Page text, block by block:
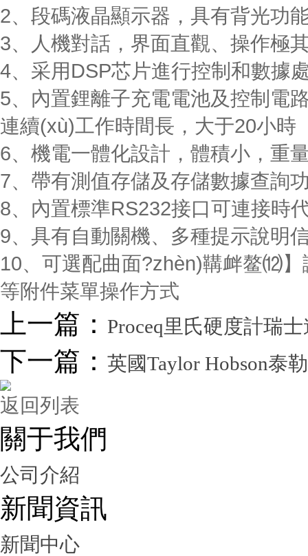
2、段碼液晶顯示器，具有背光功
3、人機對話，界面直觀、操作極
4、采用DSP芯片進行控制和數
5、內置鋰離子充電電池及控制電路
連續(xù)工作時間長，大于20小時
6、機電一體化設計，體積小，重量
7、帶有測值存儲及存儲數據查詢
8、內置標準RS232接口可連接時
9、具有自動關機、多種提示說明
10、可選配曲面?zhèn)鞲衅鳌⑿】
等附件菜單操作方式
上一篇： Proceq里氏硬度計瑞
下一篇： 英國Taylor Hobson泰
返回列表
關于我們
公司介紹
新聞資訊
新聞中心